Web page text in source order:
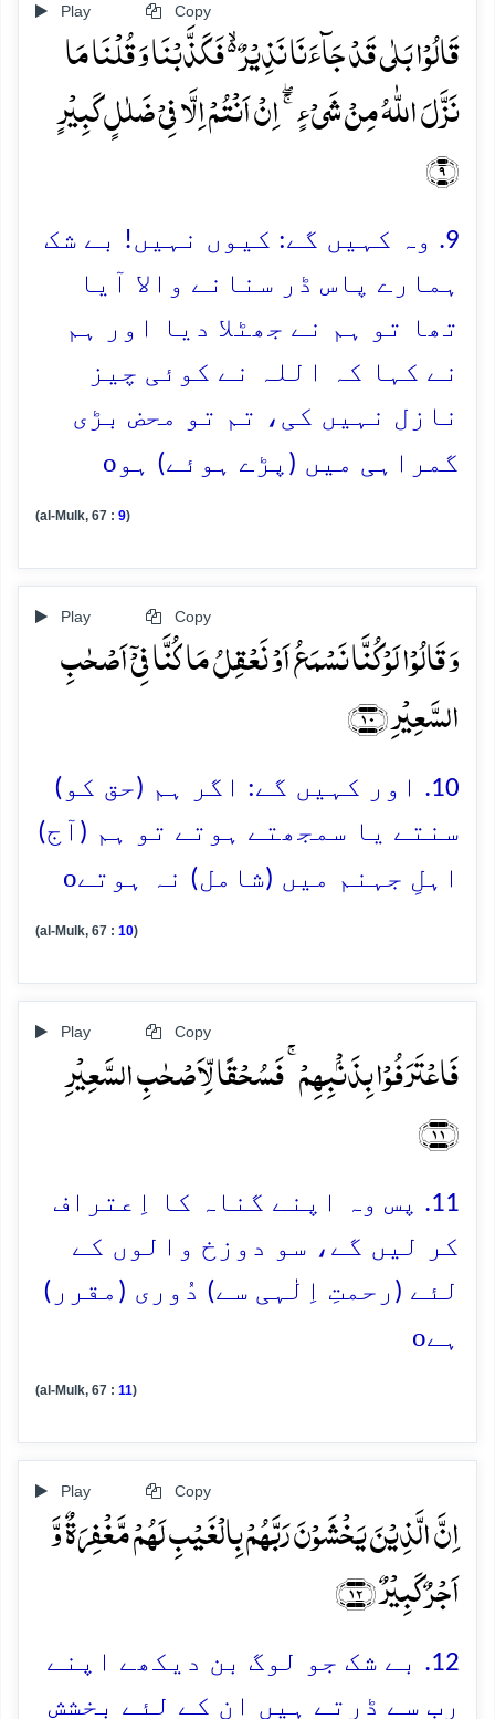
Play Copy
قَالُوۡا بَلٰی قَدۡ جَآءَنَا نَذِیۡرٌ ۬ۙ فَکَذَّبۡنَا وَ قُلۡنَا مَا
نَزَّلَ اللّٰہُ مِنۡ شَیۡءٍ ۚۖ اِنۡ اَنۡتُمۡ اِلَّا فِیۡ ضَلٰلٍ کَبِیۡرٍ
﴿۹﴾
9. وہ کہیں گے: کیوں نہیں! بے شک
ہمارے پاس ڈر سنانے والا آیا
تھا تو ہم نے جھٹلا دیا اور ہم
نے کہا کہ اللہ نے کوئی چیز
نازل نہیں کی، تم تو محض بڑی
گمراہی میں (پڑے ہوئے) ہو o
(al-Mulk, 67 : 9)
Play Copy
وَ قَالُوۡا لَوۡ کُنَّا نَسۡمَعُ اَوۡ نَعۡقِلُ مَا کُنَّا فِیۡۤ اَصۡحٰبِ
السَّعِیۡرِ ﴿۱۰﴾
10. اور کہیں گے: اگر ہم (حق کو)
سنتے یا سمجھتے ہوتے تو ہم (آج)
اہلِ جہنم میں (شامل) نہ ہوتےo
(al-Mulk, 67 : 10)
Play Copy
فَاعۡتَرَفُوۡا بِذَنۡۢبِہِمۡ ۚ فَسُحۡقًا لِّاَصۡحٰبِ السَّعِیۡرِ
﴿۱۱﴾
11. پس وہ اپنے گناہ کا اِعتراف
کر لیں گے، سو دوزخ والوں کے
لئے (رحمتِ اِلٰہی سے) دُوری (مقرر)
ہےo
(al-Mulk, 67 : 11)
Play Copy
اِنَّ الَّذِیۡنَ یَخۡشَوۡنَ رَبَّہُمۡ بِالۡغَیۡبِ لَہُمۡ مَّغۡفِرَۃٌ وَّ
اَجۡرٌ کَبِیۡرٌ ﴿۱۲﴾
12. بے شک جو لوگ بن دیکھے اپنے
رب سے ڈرتے ہیں ان کے لئے بخشش